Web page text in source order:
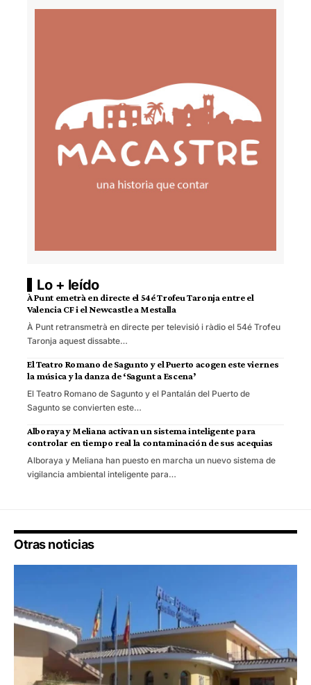
Lo + leído
À Punt emetrà en directe el 54é Trofeu Taronja entre el
Valencia CF i el Newcastle a Mestalla
À Punt retransmetrà en directe per televisió i ràdio el 54é Trofeu
Taronja aquest dissabte…
El Teatro Romano de Sagunto y el Puerto acogen este viernes
la música y la danza de ‘Sagunt a Escena’
El Teatro Romano de Sagunto y el Pantalán del Puerto de
Sagunto se convierten este…
Alboraya y Meliana activan un sistema inteligente para
controlar en tiempo real la contaminación de sus acequias
Alboraya y Meliana han puesto en marcha un nuevo sistema de
vigilancia ambiental inteligente para…
Otras noticias